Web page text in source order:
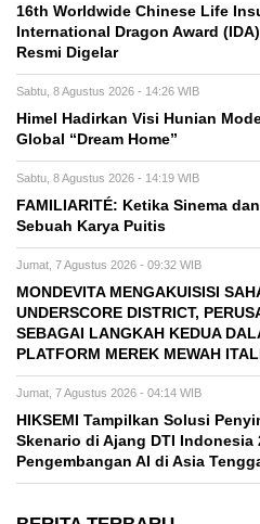
16th Worldwide Chinese Life
International Dragon Award
Resmi Digelar
Sabtu, 8 Agustus 2026 - 14:26 WIB
Himel Hadirkan Visi Hunian
Global “Dream Home”
Sabtu, 8 Agustus 2026 - 14:19 WIB
FAMILIARITÉ: Ketika Sinema
Sebuah Karya Puitis
Jumat, 7 Agustus 2026 - 09:32 WIB
MONDEVITA MENGAKUISISI
UNDERSCORE DISTRICT,
SEBAGAI LANGKAH KEDUA
PLATFORM MEREK MEWAH
Jumat, 7 Agustus 2026 - 04:14 WIB
HIKSEMI Tampilkan Solusi
Skenario di Ajang DTI Indonesia
Pengembangan AI di Asia